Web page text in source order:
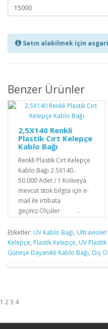
Satın alabilmek için
Benzer Ürünler
2,5X140 Renkli
Plastik Cırt Kelepçe
Kablo Bağı
Renkli Plastik Cırt Kelepçe
Kablo Bağı 2.5X140..
50.000 Adet / 1 Koliveya
mevcut stok bilgisi için e-
mail ile irtibata
geçiniz.Ölçüler ..
Etiketler: UV Kablo Bağı, Ultraviolet
Kelepçe, Plastik Kelepçe, UV
Güneşe Dayanıklı Kablo Bağı, Dış
1 2 3 4